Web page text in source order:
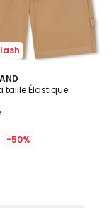
taille Élastique
-50%